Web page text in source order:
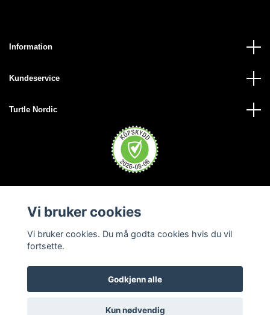
Information
Kundeservice
Turtle Nordic
© 2026 Turtle Nordic - Norge
Vi bruker cookies
Vi bruker cookies. Du må godta cookies hvis du vil
fortsette.
Godkjenn alle
Kun nødvendig